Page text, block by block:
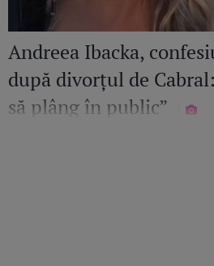
Andreea Ibacka,
după divorțul de
să plâng în public”